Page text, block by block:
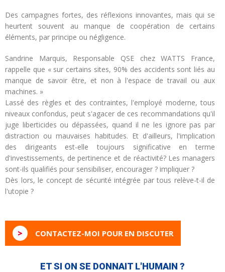
Des campagnes fortes, des réflexions innovantes, mais qui se
heurtent souvent au manque de coopération de certains
éléments, par principe ou négligence.
Sandrine Marquis, Responsable QSE chez WATTS France,
rappelle que « sur certains sites, 90% des accidents sont liés au
manque de savoir être, et non à l'espace de travail ou aux
machines. »
Lassé des règles et des contraintes, l'employé moderne, tous
niveaux confondus, peut s'agacer de ces recommandations qu'il
juge liberticides ou dépassées, quand il ne les ignore pas par
distraction ou mauvaises habitudes. Et d'ailleurs, l'implication
des dirigeants est-elle toujours significative en terme
d'investissements, de pertinence et de réactivité? Les managers
sont-ils qualifiés pour sensibiliser, encourager ? impliquer ?
Dès lors, le concept de sécurité intégrée par tous relève-t-il de
l'utopie ?
> CONTACTEZ-MOI POUR EN DISCUTER
ET SI ON SE DONNAIT L'HUMAIN ?